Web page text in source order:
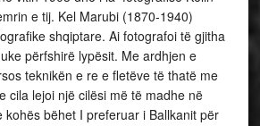
e tij. Kel Marubi (1870-1940)
shqiptare. Ai fotografoi të gjitha
përfshirë lypësit. Me ardhjen e
teknikën e re e fletëve të thatë me
cila lejoi një cilësi më të madhe në
kohës bëhet I preferuar i Ballkanit për